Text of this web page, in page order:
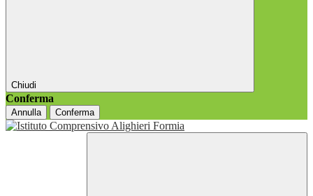
Chiudi
Conferma
Annulla Conferma